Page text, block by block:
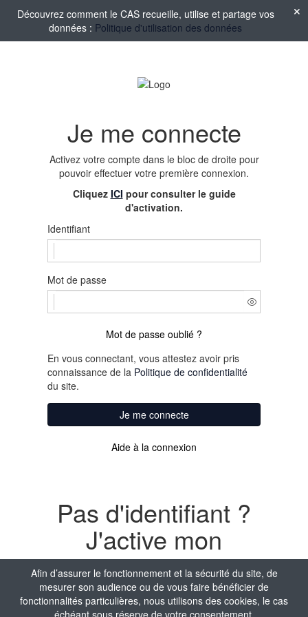
Afin d’assurer le fonctionnement et la sécurité du site, de
mesurer son audience ou de vous faire bénéficier de
fonctionnalités particulières, nous utilisons des cookies, le cas
échéant sous réserve de votre consentement.
Découvrez comment le CAS recueille, utilise et partage vos
données : Politique d'utilisation des données
Je me connecte
Activez votre compte dans le bloc de droite pour
pouvoir effectuer votre première connexion.
Cliquez ICI pour consulter le guide
d'activation.
Identifiant
Mot de passe
Mot de passe oublié ?
En vous connectant, vous attestez avoir pris
connaissance de la Politique de confidentialité
du site.
Je me connecte
Aide à la connexion
Pas d'identifiant ?
J'active mon
compte
Nom